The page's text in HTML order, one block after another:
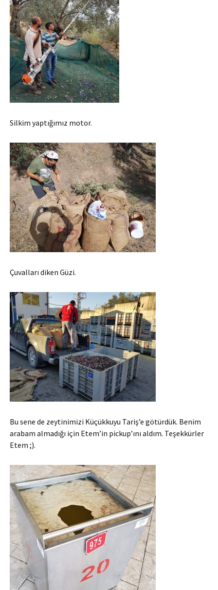
Silkim yaptığımız motor.
Çuvalları diken Güzi.
Bu sene de zeytinimizi Küçükkuyu Tariş’e götürdük. Benim
arabam almadığı için Etem’in pickup’ını aldım. Teşekkürler
Etem ;).